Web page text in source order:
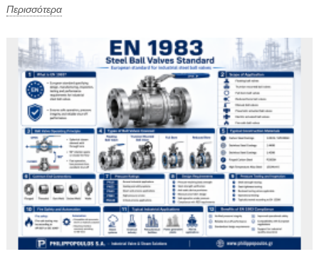
Περισσότερα